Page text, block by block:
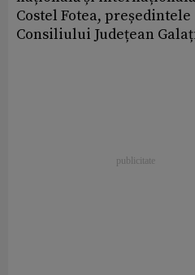
Costel Fotea, președintele
Consiliului Județean